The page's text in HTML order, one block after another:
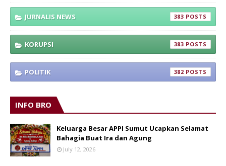
JURNALIS NEWS 383
KORUPSI 383
POLITIK 382
INFO BRO
Keluarga Besar APPI Sumut Ucapkan Selamat
Bahagia Buat Ira dan Agung
July 12, 2026